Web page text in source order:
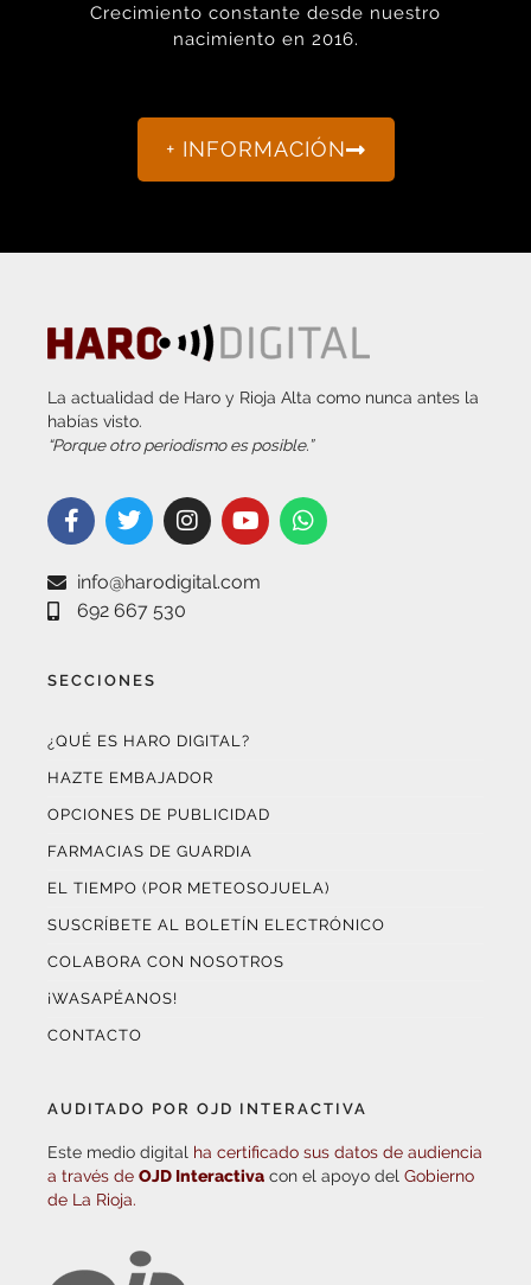
Crecimiento constante desde nuestro
nacimiento en 2016.
+ INFORMACIÓN
La actualidad de Haro y Rioja Alta como nunca antes la
habías visto.
“Porque otro periodismo es posible.”
info@harodigital.com
692 667 530
SECCIONES
¿QUÉ ES HARO DIGITAL?
HAZTE EMBAJADOR
OPCIONES DE PUBLICIDAD
FARMACIAS DE GUARDIA
EL TIEMPO (POR METEOSOJUELA)
SUSCRÍBETE AL BOLETÍN ELECTRÓNICO
COLABORA CON NOSOTROS
¡WASAPÉANOS!
CONTACTO
AUDITADO POR OJD INTERACTIVA
Este medio digital ha certificado sus datos de audiencia
a través de OJD Interactiva con el apoyo del Gobierno
de La Rioja.